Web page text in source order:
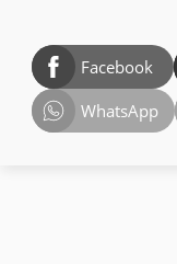
Facebook
WhatsApp